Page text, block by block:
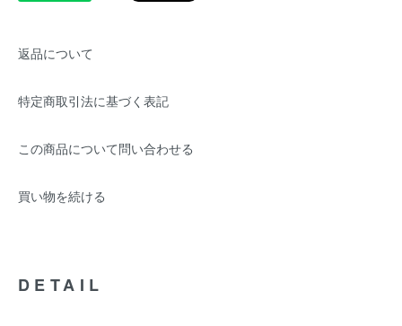
返品について
特定商取引法に基づく表記
この商品について問い合わせる
買い物を続ける
DETAIL